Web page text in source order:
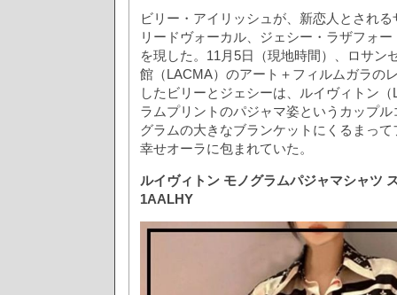
ビリー・アイリッシュが、新恋人とされ
リードヴォーカル、ジェシー・ラザフォ
を現した。11月5日（現地時間）、ロサン
館（LACMA）のアート＋フィルムガラの
したビリーとジェシーは、ルイヴィトン
ラムプリントのパジャマ姿というカップ
グラムの大きなブランケットにくるまっ
幸せオーラに包まれていた。
ルイヴィトン モノグラムパジャマシャツ
1AALHY